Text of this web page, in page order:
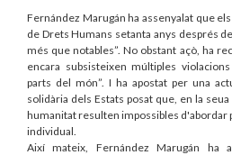
Fernández Marugán ha assenyalat que
de Drets Humans setanta anys després
més que notables”. No obstant açò, ha
encara subsisteixen múltiples
parts del món”. I ha apostat per una
solidària dels Estats posat que, en la
humanitat resulten impossibles d'abordar
individual.
Així mateix, Fernández Marugán ha